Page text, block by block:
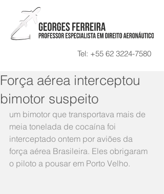
Tel: +55 62 3224-7580
Força aérea interceptou
bimotor suspeito
um bimotor que transportava mais de
meia tonelada de cocaína foi
interceptado ontem por aviões da
força aérea Brasileira. Eles obrigaram
o piloto a pousar em Porto Velho.